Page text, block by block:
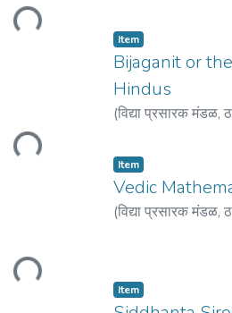
Item
Bijaganit or
Hindus
(विद्या प्रसारक मंडळ,
Item
Vedic
(विद्या प्रसारक मंडळ,
Item